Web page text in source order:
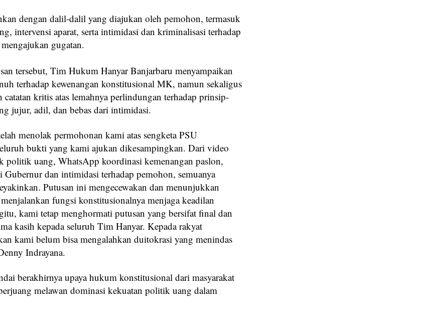
dengan dalil-dalil yang diajukan oleh pemohon, termasuk
intervensi aparat, serta intimidasi dan kriminalisasi terhadap
gugatan.
tersebut, Tim Hukum Hanyar Banjarbaru menyampaikan
terhadap kewenangan konstitusional MK, namun sekaligus
catatan kritis atas lemahnya perlindungan terhadap prinsip-
jujur, adil, dan bebas dari intimidasi.
menolak permohonan kami atas sengketa PSU
bukti yang kami ajukan dikesampingkan. Dari video
politik uang, WhatsApp koordinasi kemenangan paslon,
Gubernur dan intimidasi terhadap pemohon, semuanya
Putusan ini mengecewakan dan menunjukkan
fungsi konstitusionalnya menjaga keadilan
kami tetap menghormati putusan yang bersifat final dan
kasih kepada seluruh Tim Hanyar. Kepada rakyat
kami belum bisa mengalahkan duitokrasi yang menindas
Indrayana.
berakhirnya upaya hukum konstitusional dari masyarakat
melawan dominasi kekuatan politik uang dalam